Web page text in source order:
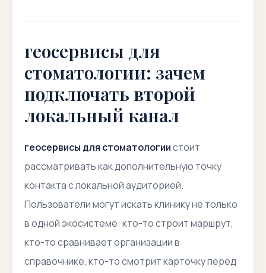
геосервисы для
стоматологии: зачем
подключать второй
локальный канал
геосервисы для стоматологиистоит
рассматривать как дополнительную точку
контакта с локальной аудиторией.
Пользователи могут искать клинику не только
в одной экосистеме: кто-то строит маршрут,
кто-то сравнивает организации в
справочнике, кто-то смотрит карточку перед